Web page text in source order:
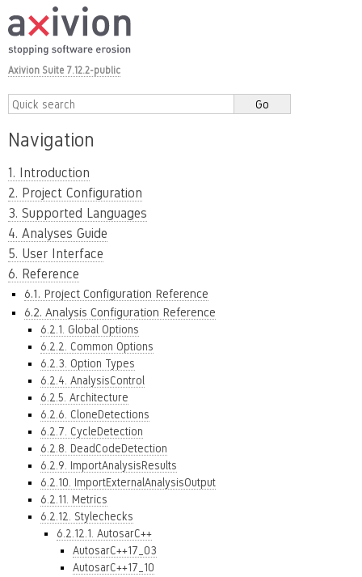
Axivion Suite 7.12.2-public
Navigation
1. Introduction
2. Project Configuration
3. Supported Languages
4. Analyses Guide
5. User Interface
6. Reference
6.1. Project Configuration Reference
6.2. Analysis Configuration Reference
6.2.1. Global Options
6.2.2. Common Options
6.2.3. Option Types
6.2.4. AnalysisControl
6.2.5. Architecture
6.2.6. CloneDetections
6.2.7. CycleDetection
6.2.8. DeadCodeDetection
6.2.9. ImportAnalysisResults
6.2.10. ImportExternalAnalysisOutput
6.2.11. Metrics
6.2.12. Stylechecks
6.2.12.1. AutosarC++
AutosarC++17_03
AutosarC++17_10